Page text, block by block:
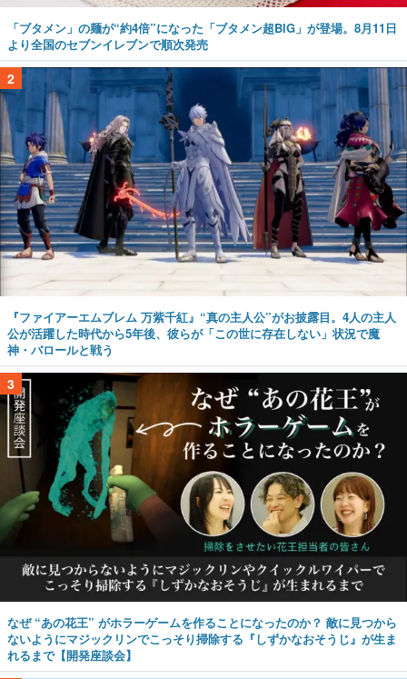
「ブタメン」の麺が“約4倍”になった「ブタメン超BIG」が登場。8月11日
より全国のセブンイレブンで順次発売
2
『ファイアーエムブレム 万紫千紅』“真の主人公”がお披露目。4人の主人
公が活躍した時代から5年後、彼らが「この世に存在しない」状況で魔
神・バロールと戦う
3
なぜ “あの花王” がホラーゲームを作ることになったのか？ 敵に見つから
ないようにマジックリンでこっそり掃除する『しずかなおそうじ』が生ま
れるまで【開発座談会】